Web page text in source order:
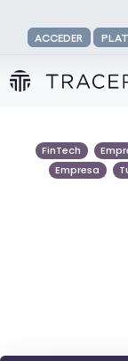
ACCEDER
FinTech
Empresa